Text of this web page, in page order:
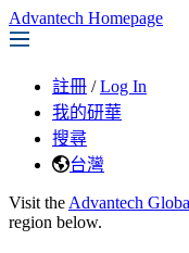
Advantech Homepage
註冊 / Log In
我的研華
搜尋
台灣
Visit the Advantech
region below.